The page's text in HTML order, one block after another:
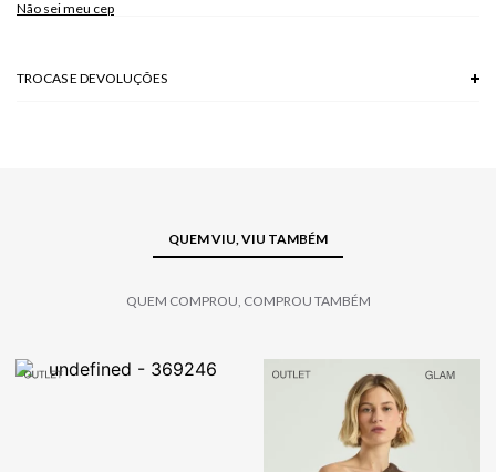
Não sei meu cep
TROCAS E DEVOLUÇÕES
QUEM VIU, VIU TAMBÉM
QUEM COMPROU, COMPROU TAMBÉM